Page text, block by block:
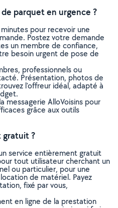
parquet en urgence ?
pour recevoir une
Postez votre demande
un membre de confiance,
besoin urgent de pose de
professionnels ou
Présentation, photos de
l'offreur idéal, adapté à
messagerie AlloVoisins pour
grâce aux outils
gratuit ?
service entièrement gratuit
tout utilisateur cherchant un
ou particulier, pour une
de matériel. Payez
fixé par vous,
en ligne de la prestation